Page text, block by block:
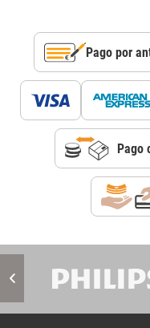
Pago por
Pago